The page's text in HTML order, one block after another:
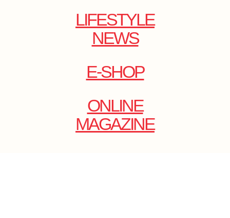
LIFESTYLE
NEWS
E-SHOP
ONLINE
MAGAZINE